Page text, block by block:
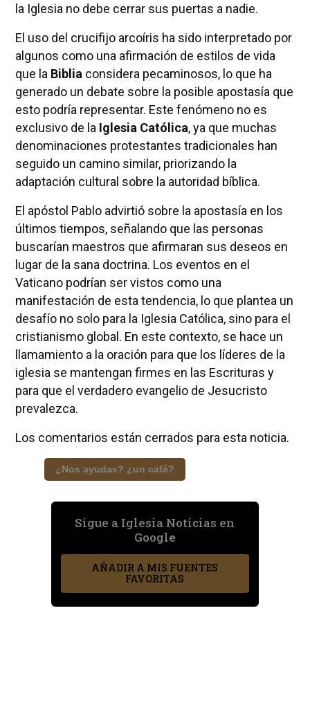
la Iglesia no debe cerrar sus puertas a nadie.
El uso del crucifijo arcoíris ha sido interpretado por
algunos como una afirmación de estilos de vida
que la Biblia considera pecaminosos, lo que ha
generado un debate sobre la posible apostasía que
esto podría representar. Este fenómeno no es
exclusivo de la Iglesia Católica, ya que muchas
denominaciones protestantes tradicionales han
seguido un camino similar, priorizando la
adaptación cultural sobre la autoridad bíblica.
El apóstol Pablo advirtió sobre la apostasía en los
últimos tiempos, señalando que las personas
buscarían maestros que afirmaran sus deseos en
lugar de la sana doctrina. Los eventos en el
Vaticano podrían ser vistos como una
manifestación de esta tendencia, lo que plantea un
desafío no solo para la Iglesia Católica, sino para el
cristianismo global. En este contexto, se hace un
llamamiento a la oración para que los líderes de la
iglesia se mantengan firmes en las Escrituras y
para que el verdadero evangelio de Jesucristo
prevalezca.
Los comentarios están cerrados para esta noticia.
¿Nos ayudas? ¿un café?
Sigue a Iglesia Noticias en
Google
AÑADIR A MIS FUENTES
FAVORITAS